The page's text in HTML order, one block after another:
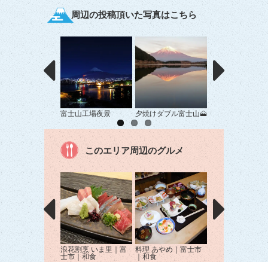
周辺の投稿頂いた写真はこちら
富士山工場夜景 夕焼けダブル富士山🗻 美し富士
このエリア周辺のグルメ
浪花割烹 いま里｜富
士市｜和食
料理 あやめ｜富士市
｜和食
（イーエフカレ